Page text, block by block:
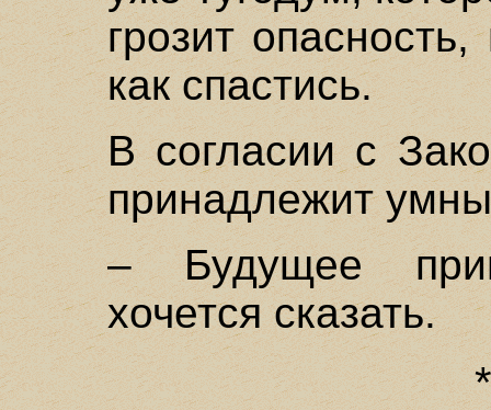
грозит
как спастись.
В согласии с
принадлежит
– Будущее
хочется сказать.